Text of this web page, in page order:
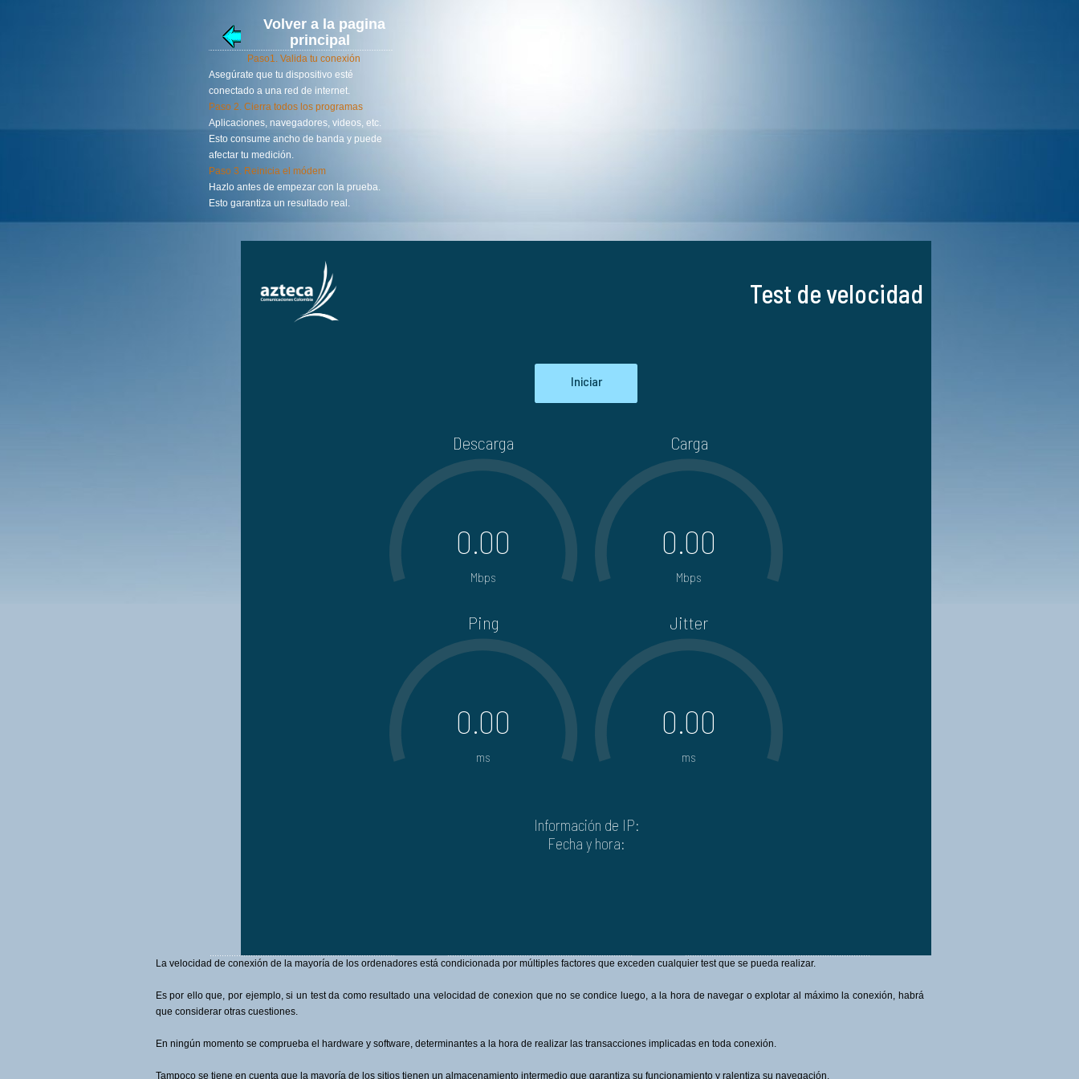
Volver a la pagina
principal
Paso1. Valida tu conexión
Asegúrate que tu dispositivo esté
conectado a una red de internet.
Paso 2. Cierra todos los programas
Aplicaciones, navegadores, videos, etc.
Esto consume ancho de banda y puede
afectar tu medición.
Paso 3. Reinicia el módem
Hazlo antes de empezar con la prueba.
Esto garantiza un resultado real.
La velocidad de conexión de la mayoría de los ordenadores está condicionada por múltiples factores que exceden cualquier test que se pueda realizar.
Es por ello que, por ejemplo, si un test da como resultado una velocidad de conexion que no se condice luego, a la hora de navegar o explotar al máximo la conexión, habrá
que considerar otras cuestiones.
En ningún momento se comprueba el hardware y software, determinantes a la hora de realizar las transacciones implicadas en toda conexión.
Tampoco se tiene en cuenta que la mayoría de los sitios tienen un almacenamiento intermedio que garantiza su funcionamiento y ralentiza su navegación.